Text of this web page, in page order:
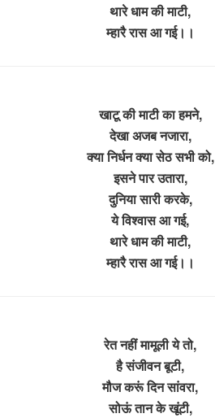
थारे धाम की माटी,
म्हारै रास आ गई।।
खाटू की माटी का हमने,
देखा अजब नजारा,
क्या निर्धन क्या सेठ सभी को,
इसने पार उतारा,
दुनिया सारी करके,
ये विश्वास आ गई,
थारे धाम की माटी,
म्हारै रास आ गई।।
रेत नहीं मामूली ये तो,
है संजीवन बूटी,
मौज करूं दिन सांवरा,
सोऊं तान के खूंटी,